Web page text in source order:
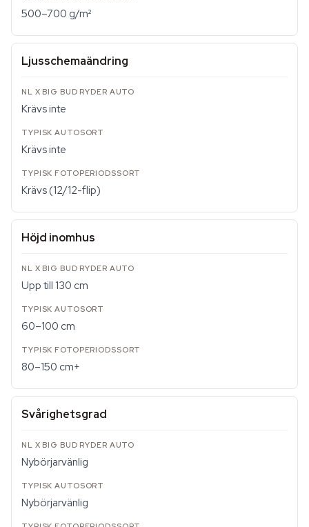
500–700 g/m²
Ljusschemaändring
Krävs inte
Krävs inte
Krävs (12/12-flip)
Höjd inomhus
Upp till 130 cm
60–100 cm
80–150 cm+
Svårighetsgrad
Nybörjarvänlig
Nybörjarvänlig